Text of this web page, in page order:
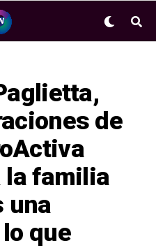
de
la familia
una
que